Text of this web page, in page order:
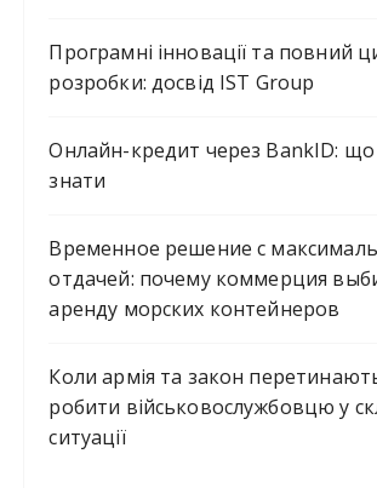
Програмні інновації та повний
розробки: досвід IST Group
Онлайн-кредит через BankID: що
знати
Временное решение с
отдачей: почему коммерция
аренду морских контейнеров
Коли армія та закон
робити військовослужбовцю у
ситуації